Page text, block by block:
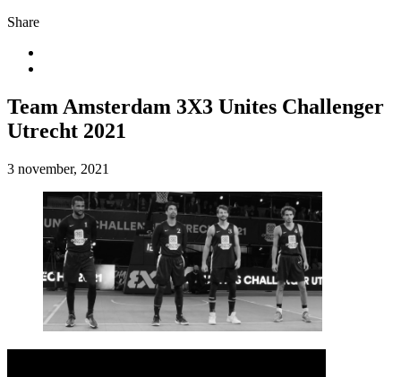
Share
Team Amsterdam 3X3 Unites Challenger
Utrecht 2021
3 november, 2021